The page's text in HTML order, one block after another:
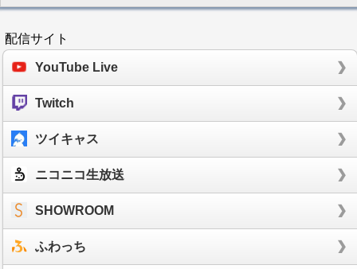
配信サイト
YouTube Live
Twitch
ツイキャス
ニコニコ生放送
SHOWROOM
ふわっち